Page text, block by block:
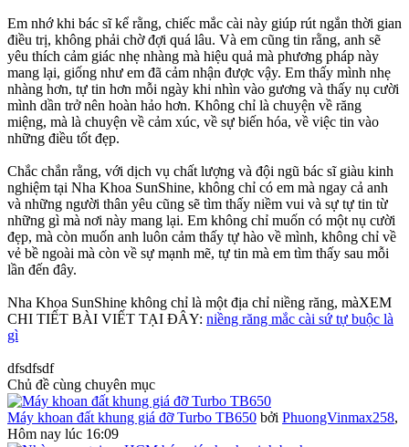
Em nhớ khi bác sĩ kể rằng, chiếc mắc cài này giúp rút ngắn thời gian
điều trị, không phải chờ đợi quá lâu. Và em cũng tin rằng, anh sẽ
yêu thích cảm giác nhẹ nhàng mà hiệu quả mà phương pháp này
mang lại, giống như em đã cảm nhận được vậy. Em thấy mình nhẹ
nhàng hơn, tự tin hơn mỗi ngày khi nhìn vào gương và thấy nụ cười
mình dần trở nên hoàn hảo hơn. Không chỉ là chuyện về răng
miệng, mà là chuyện về cảm xúc, về sự biến hóa, về việc tin vào
những điều tốt đẹp.
Chắc chắn rằng, với dịch vụ chất lượng và đội ngũ bác sĩ giàu kinh
nghiệm tại Nha Khoa SunShine, không chỉ có em mà ngay cả anh
và những người thân yêu cũng sẽ tìm thấy niềm vui và sự tự tin từ
những gì mà nơi này mang lại. Em không chỉ muốn có một nụ cười
đẹp, mà còn muốn anh luôn cảm thấy tự hào về mình, không chỉ về
vẻ bề ngoài mà còn về sự mạnh mẽ, tự tin mà em tìm thấy sau mỗi
lần đến đây.
Nha Khoa SunShine không chỉ là một địa chỉ niềng răng, màXEM
CHI TIẾT BÀI VIẾT TẠI ĐÂY: niềng răng mắc cài sứ tự buộc là
gì
dfsdfsdf
Chủ đề cùng chuyên mục
Máy khoan đất khung giá đỡ Turbo TB650 bởi PhuongVinmax258,
Hôm nay lúc 16:09